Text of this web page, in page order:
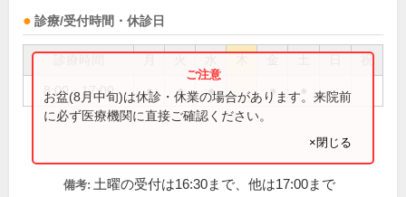
診療/受付時間・休診日
祝
8:00～17:00 ● ● ● ●
お盆(8月中旬)は休診・休業の場合があります。来院前
に必ず医療機関に直接ご確認ください。
×閉じる
備考: 土曜の受付は16:30まで、他は17:00まで